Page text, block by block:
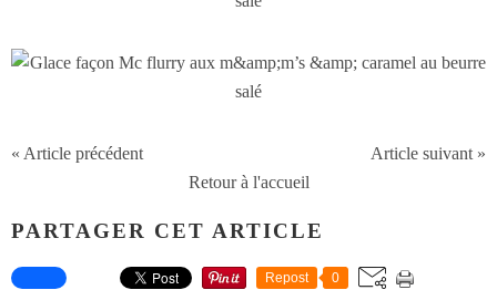
« Article précédent
Article suivant »
Retour à l'accueil
PARTAGER CET ARTICLE
Repost 0